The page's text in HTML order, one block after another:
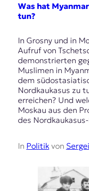
Was hat
tun?
In Grosny und in
Aufruf von
demonstrierten
Muslimen in
dem
Nordkaukasus zu
erreichen? Und
Moskau aus den
des
In Politikvon